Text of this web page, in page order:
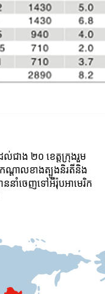
ាង ២០ ខេត្តក្រុងរួម
ណ្តាលខាងត្បូងនិរតីនិង
នាំចេញទៅអឺរ៉ុបអាមេរិក